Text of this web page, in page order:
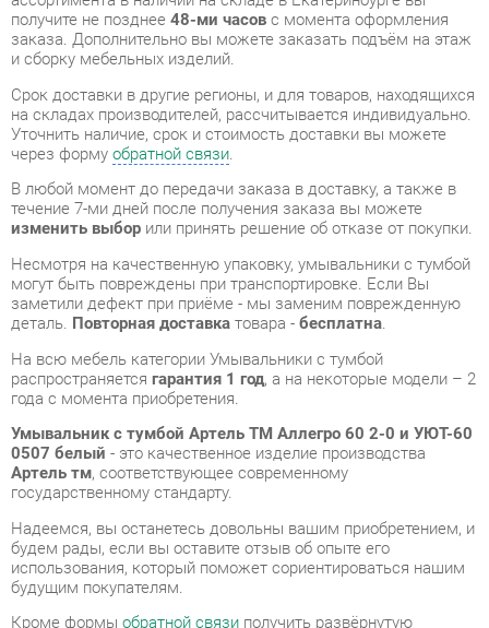
Срок доставки в другие регионы, и для товаров, находящихся
на складах производителей, рассчитывается индивидуально.
Уточнить наличие, срок и стоимость доставки вы можете
через формуобратной связи.
В любой момент до передачи заказа в доставку, а также в
течение 7-ми дней после получения заказа вы можете
изменить выборили принять решение об отказе от покупки.
могут быть повреждены при транспортировке. Если Вы
заметили дефект при приёме - мы заменим поврежденную
деталь.Повторная доставкатовара -бесплатна.
На всю мебель категории Умывальники с тумбой
распространяетсягарантия 1 год, а на некоторые модели – 2
года с момента приобретения.
Умывальник с тумбой Артель ТМ Аллегро 60 2-0 и УЮТ-60
0507 белый- это качественное изделие производства
Артель тм, соответствующее современному
государственному стандарту.
Надеемся, вы останетесь довольны вашим приобретением, и
будем рады, если вы оставите отзыв об опыте его
использования, который поможет сориентироваться нашим
будущим покупателям.
Кроме формы получить развёрнутую
консультацию, фото и видеообзор продукции вы можете по
e-mail, телефону в Екатеринбурге и через мессенджеры
Telegram и WhatsApp.